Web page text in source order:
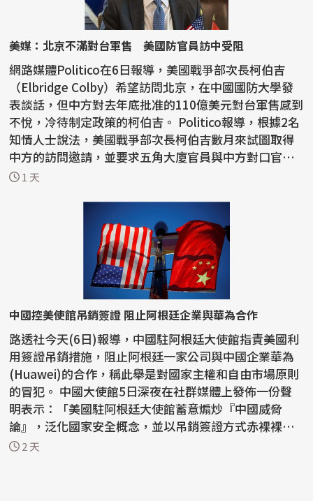
美媒：北京不滿對台軍售 美國防官員訪中受阻
網路媒體Politico在6日報導，美國戰爭部次長柯伯吉
（Elbridge Colby）希望訪問北京，在中國國防大學發
表談話，但中方對去年底批准的110億美元對台軍售感到
不悅，冷待制定政策的柯伯吉。 Politico報導，根據2名
知情人士說法，美國戰爭部次長柯伯吉數月來試圖取得
中方的訪問邀請，並要求五角大廈官員與中方對口官員
會...1 天
中國控美使館吊銷簽證 阻止阿根廷企業與華為合作
路透社今天(6日)報導，中國駐阿根廷大使館指責美國利
用簽證吊銷措施，阻止阿根廷一家公司與中國企業華為
(Huawei)的合作，稱此舉是對國家主權和自由市場原則
的冒犯。 中國大使館5日深夜在社群媒體上發佈一份聲
明表示：「美國駐阿根廷大使館蓄意煽炒『中國威脅
論』，泛化國家安全概念，並以吊銷簽證方式赤裸裸阻
止正常...
2 天